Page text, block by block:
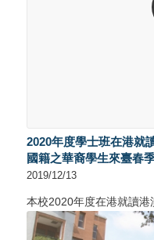
2020年度學士班在港就
國籍之華裔學生來臺春
2019/12/13
本校2020年度在港就讀